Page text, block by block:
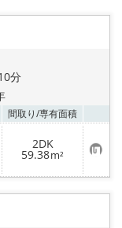
分
間取り/専有面積
2DK
59.38m² お
気
に
り